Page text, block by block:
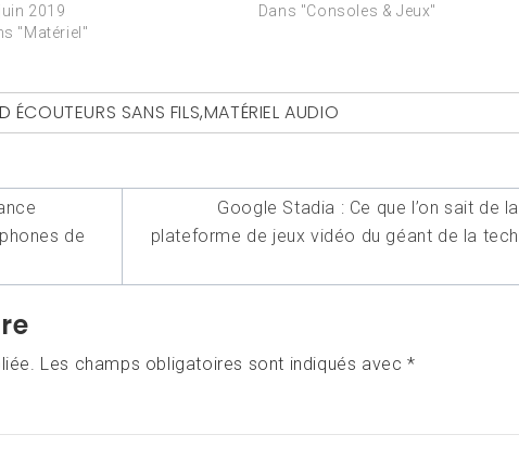
2019
"Matériel"
Dans "Consoles & Jeux"
ÉCOUTEURS SANS FILS,MATÉRIEL AUDIO
de
Google Stadia : Ce que l’on sait de la
plateforme de jeux vidéo du géant de la tech
Les champs obligatoires sont indiqués avec*